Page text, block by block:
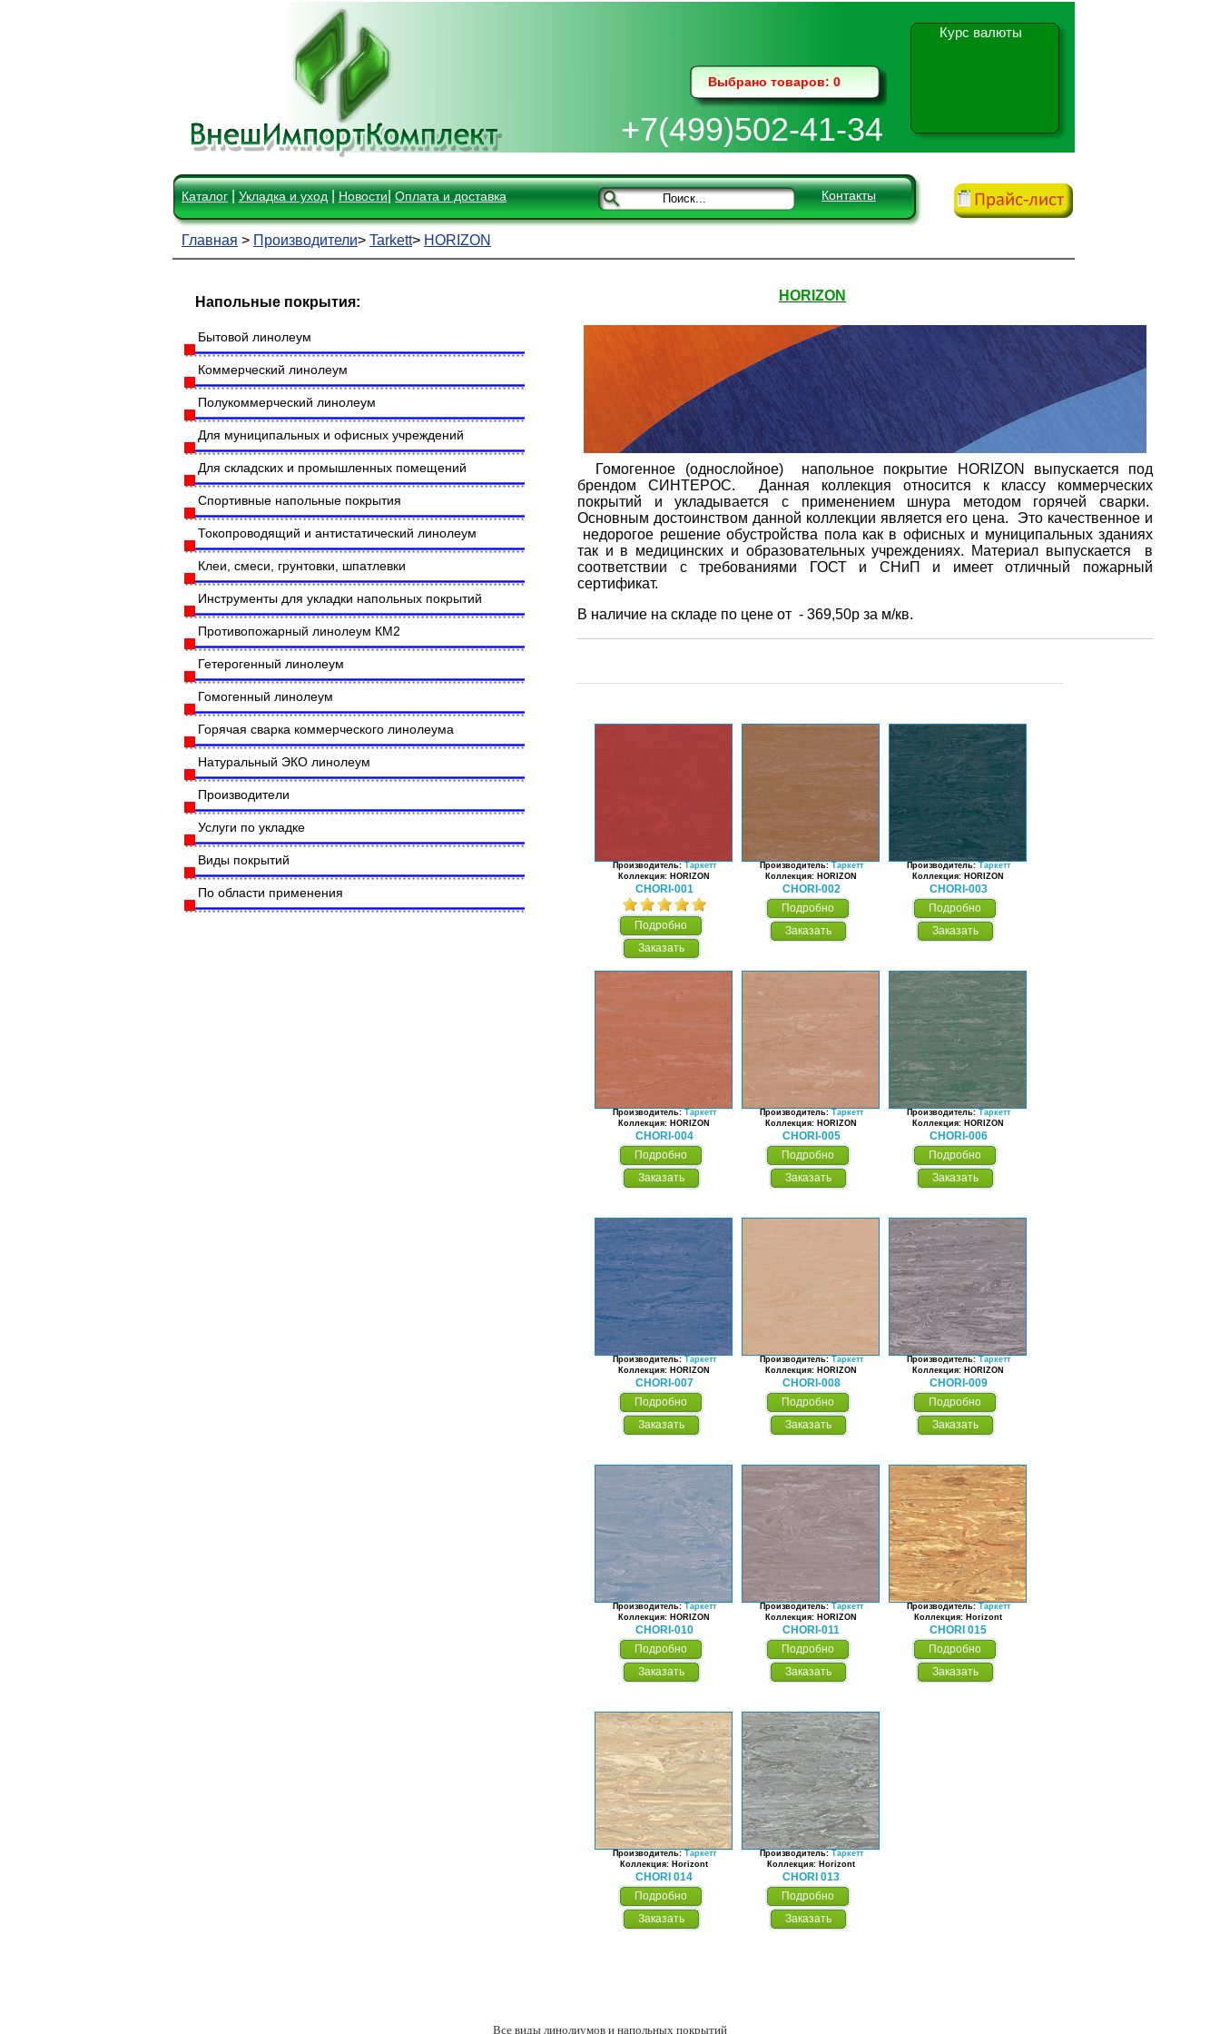
Выбрано товаров: 0
+7(499)502-41-34
Курс валюты
Каталог Укладка и уход Новости Оплата и доставка Контакты
Главная > Производители> Tarkett> HORIZON
Напольные покрытия:
Бытовой линолеум
Коммерческий линолеум
Полукоммерческий линолеум
Для муниципальных и офисных учреждений
Для складских и промышленных помещений
Спортивные напольные покрытия
Токопроводящий и антистатический линолеум
Клеи, смеси, грунтовки, шпатлевки
Инструменты для укладки напольных покрытий
Противопожарный линолеум КМ2
Гетерогенный линолеум
Гомогенный линолеум
Горячая сварка коммерческого линолеума
Натуральный ЭКО линолеум
Производители
Услуги по укладке
Виды покрытий
По области применения
HORIZON
Гомогенное (однослойное)
напольное покрытие HORIZON выпускается под
брендом СИНТЕРОС. Данная коллекция относится к классу коммерческих
покрытий и укладывается с применением шнура методом горячей сварки.
Основным достоинством данной коллекции является его цена.
Это качественное и
недорогое решение обустройства пола как в офисных и муниципальных зданиях
так и в медицинских и образовательных учреждениях. Материал выпускается
в
соответствии с требованиями ГОСТ и СНиП и имеет отличный пожарный
сертификат.
В наличие на складе по цене от - 369,50р за м/кв.
Производитель: Таркетт
Коллекция: HORIZON
CHORI-001
Подробно
Заказать
Производитель: Таркетт
Коллекция: HORIZON
CHORI-002
Подробно
Заказать
Производитель: Таркетт
Коллекция: HORIZON
CHORI-003
Подробно
Заказать
Производитель: Таркетт
Коллекция: HORIZON
CHORI-004
Подробно
Заказать
Производитель: Таркетт
Коллекция: HORIZON
CHORI-005
Подробно
Заказать
Производитель: Таркетт
Коллекция: HORIZON
CHORI-006
Подробно
Заказать
Производитель: Таркетт
Коллекция: HORIZON
CHORI-007
Подробно
Заказать
Производитель: Таркетт
Коллекция: HORIZON
CHORI-008
Подробно
Заказать
Производитель: Таркетт
Коллекция: HORIZON
CHORI-009
Подробно
Заказать
Производитель: Таркетт
Коллекция: HORIZON
CHORI-010
Подробно
Заказать
Производитель: Таркетт
Коллекция: HORIZON
CHORI-011
Подробно
Заказать
Производитель: Таркетт
Коллекция: Horizont
CHORI 015
Подробно
Заказать
Производитель: Таркетт
Коллекция: Horizont
CHORI 014
Подробно
Заказать
Производитель: Таркетт
Коллекция: Horizont
CHORI 013
Подробно
Заказать
Все виды линолиумов и напольных покрытий